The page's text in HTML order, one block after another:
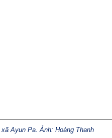
Ayun Pa. Ảnh: Hoàng Thanh